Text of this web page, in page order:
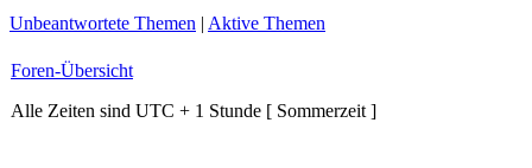
Unbeantwortete Themen | Aktive Themen
Foren-Übersicht
Alle Zeiten sind UTC + 1 Stunde [ Sommerzeit ]